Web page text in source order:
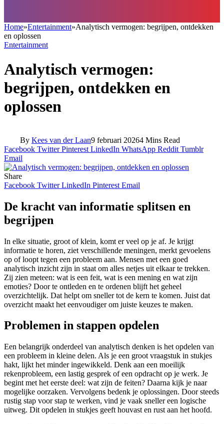
Home»Entertainment»Analytisch vermogen: begrijpen, ontdekken
en oplossen
Entertainment
Analytisch vermogen:
begrijpen, ontdekken en
oplossen
By Kees van der Laan9 februari 20264 Mins Read
Facebook Twitter Pinterest LinkedIn WhatsApp Reddit Tumblr
Email
Share
Facebook Twitter LinkedIn Pinterest Email
De kracht van informatie splitsen en
begrijpen
In elke situatie, groot of klein, komt er veel op je af. Je krijgt
informatie te horen, ziet verschillende meningen, merkt gevoelens
op of loopt tegen een probleem aan. Mensen met een goed
analytisch inzicht zijn in staat om alles netjes uit elkaar te trekken.
Zij zien meteen: wat is een feit, wat is een mening en wat zijn
emoties? Door te ontleden en te ordenen blijft het geheel
overzichtelijk. Dat helpt om sneller tot de kern te komen. Juist dat
overzicht maakt het eenvoudiger om juiste keuzes te maken.
Problemen in stappen opdelen
Een belangrijk onderdeel van analytisch denken is het opdelen van
een probleem in kleine delen. Als je een groot vraagstuk in stukjes
hakt, lijkt het minder ingewikkeld. Denk aan een moeilijk
rekenprobleem, een lastig gesprek of een opdracht op je werk. Je
begint met het eerste deel: wat zijn de feiten? Daarna kijk je naar
mogelijke oorzaken. Vervolgens bedenk je oplossingen. Door steeds
rustig stap voor stap te werken, vind je vaak sneller een logische
uitweg. Dit opdelen in stukjes geeft houvast en rust aan het hoofd.